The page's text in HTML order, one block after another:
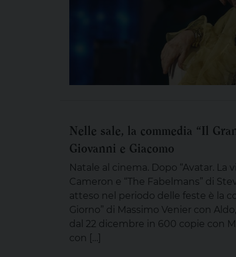
Nelle sale, la commedia “Il
Giovanni e Giacomo
Natale al cinema. Dopo “Avatar. La
Cameron e “The Fabelmans” di
atteso nel periodo delle feste è la
Giorno” di Massimo Venier con
dal 22 dicembre in 600 copie con
con […]